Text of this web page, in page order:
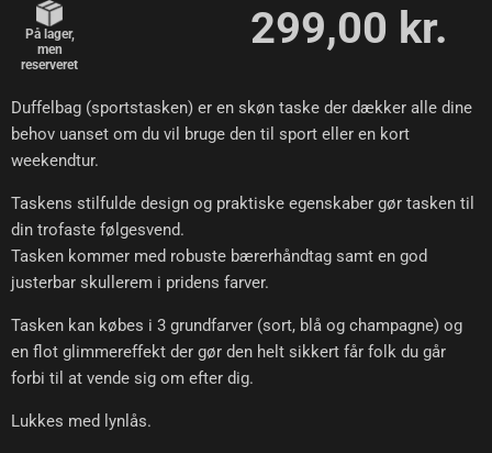
På lager,
men
reserveret
299,00 kr.
Duffelbag (sportstasken) er en skøn taske der dækker alle dine
behov uanset om du vil bruge den til sport eller en kort
weekendtur.
Taskens stilfulde design og praktiske egenskaber gør tasken til
din trofaste følgesvend.
Tasken kommer med robuste bærerhåndtag samt en god
justerbar skullerem i pridens farver.
Tasken kan købes i 3 grundfarver (sort, blå og champagne) og
en flot glimmereffekt der gør den helt sikkert får folk du går
forbi til at vende sig om efter dig.
Lukkes med lynlås.